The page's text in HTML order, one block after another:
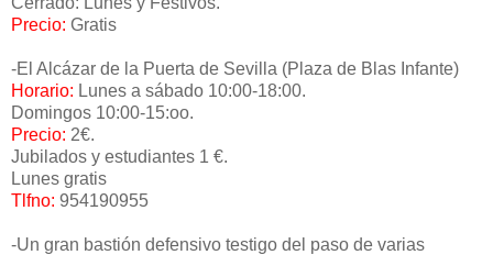
Precio: Gratis
-El Alcázar de la Puerta de Sevilla (Plaza de Blas Infante)
Horario: Lunes a sábado 10:00-18:00.
Domingos 10:00-15:oo.
Precio: 2€.
Jubilados y estudiantes 1 €.
Lunes gratis
Tlfno: 954190955
-Un gran bastión defensivo testigo del paso de varias